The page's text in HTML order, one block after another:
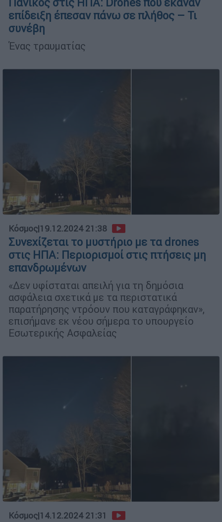
επίδειξη έπεσαν πάνω σε πλήθος – Τι
συνέβη
Ένας τραυματίας
Κόσμος|19.12.2024 21:38
Συνεχίζεται το μυστήριο με τα drones
στις ΗΠΑ: Περιορισμοί στις πτήσεις μη
επανδρωμένων
«Δεν υφίσταται απειλή για τη δημόσια
ασφάλεια σχετικά με τα περιστατικά
παρατήρησης ντρόουν που καταγράφηκαν»,
επισήμανε εκ νέου σήμερα το υπουργείο
Εσωτερικής Ασφαλείας
Κόσμος|14.12.2024 21:31